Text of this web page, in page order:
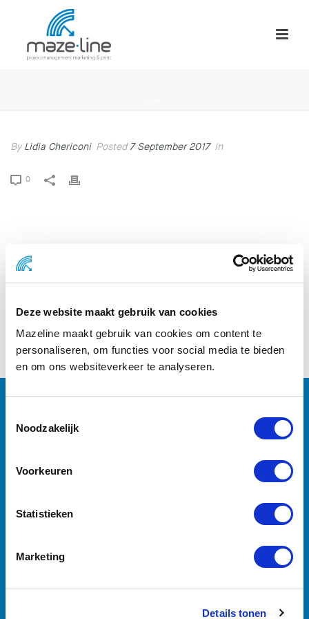
Deze website maakt gebruik van cookies
Mazeline maakt gebruik van cookies om content te
personaliseren, om functies voor social media te bieden
en om ons websiteverkeer te analyseren.
Noodzakelijk
Voorkeuren
Statistieken
Marketing
Details tonen
By Lidia Chericoni Posted7 September 2017 In
0